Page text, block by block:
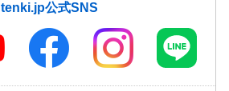
tenki.jp公式SNS